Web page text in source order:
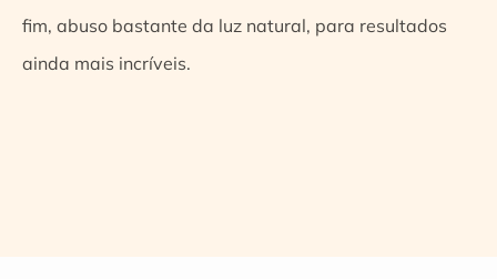
fim, abuso bastante da luz natural, para resultados
ainda mais incríveis.